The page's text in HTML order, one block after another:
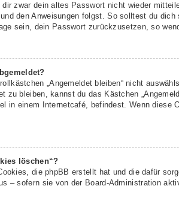
zwar dein altes Passwort nicht wieder
den Anweisungen folgst. So solltest du dich
sein, dein Passwort zurückzusetzen, so
„Angemeldet bleiben“ nicht
zu bleiben, kannst du das Kästchen
in einem Internetcafé, befindest. Wenn
löschen“?
die phpBB erstellt hat und die dafür
– sofern sie von der Board-Administration